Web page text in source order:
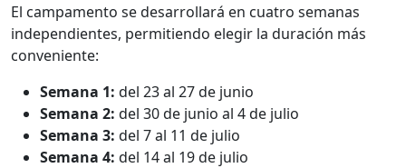
El campamento se desarrollará en cuatro semanas
independientes, permitiendo elegir la duración más
conveniente:
Semana 1: del 23 al 27 de junio
Semana 2: del 30 de junio al 4 de julio
Semana 3: del 7 al 11 de julio
Semana 4: del 14 al 19 de julio